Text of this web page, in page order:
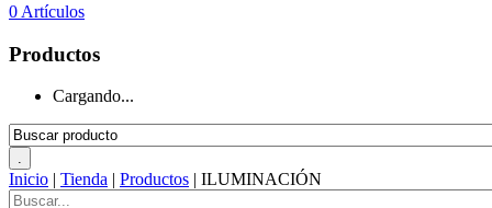
0 Artículos
Productos
Cargando...
Inicio | Tienda | Productos | ILUMINACIÓN